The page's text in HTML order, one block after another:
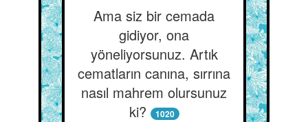
Ama siz bir cemada
gidiyor, ona
yöneliyorsunuz. Artık
cematların canına, sırrına
nasıl mahrem olursunuz
ki?
1020